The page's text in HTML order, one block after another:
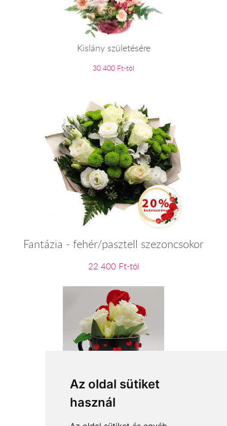
Az oldal sütiket
használ
Kislány születésére
30 400 Ft-tól
Fantázia - fehér/pasztell szezoncsokor
22 400 Ft-tól
Szeretlek mindig!